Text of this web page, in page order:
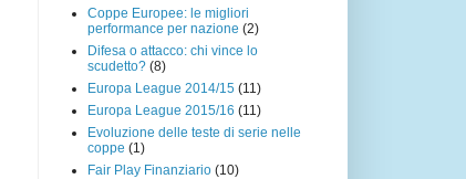
Coppe Europee: le migliori
performance per nazione (2)
Difesa o attacco: chi vince lo
scudetto? (8)
Europa League 2014/15 (11)
Europa League 2015/16 (11)
Evoluzione delle teste di serie nelle
coppe (1)
Fair Play Finanziario (10)